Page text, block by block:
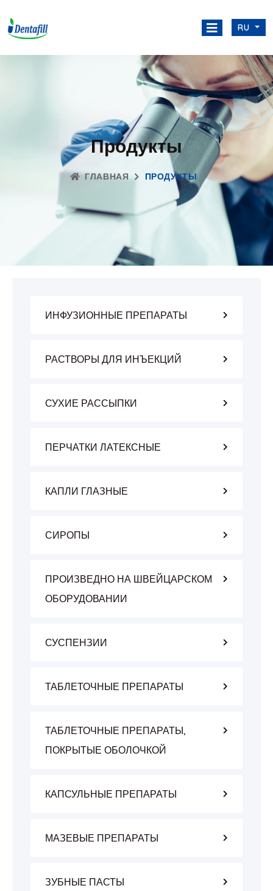
RU
Продукты
ГЛАВНАЯ ПРОДУКТЫ
ИНФУЗИОННЫЕ ПРЕПАРАТЫ
РАСТВОРЫ ДЛЯ ИНЪЕКЦИЙ
СУХИЕ РАССЫПКИ
ПЕРЧАТКИ ЛАТЕКСНЫЕ
КАПЛИ ГЛАЗНЫЕ
СИРОПЫ
ПРОИЗВЕДНО НА ШВЕЙЦАРСКОМ
ОБОРУДОВАНИИ
СУСПЕНЗИИ
ТАБЛЕТОЧНЫЕ ПРЕПАРАТЫ
ТАБЛЕТОЧНЫЕ ПРЕПАРАТЫ,
ПОКРЫТЫЕ ОБОЛОЧКОЙ
КАПСУЛЬНЫЕ ПРЕПАРАТЫ
МАЗЕВЫЕ ПРЕПАРАТЫ
ЗУБНЫЕ ПАСТЫ